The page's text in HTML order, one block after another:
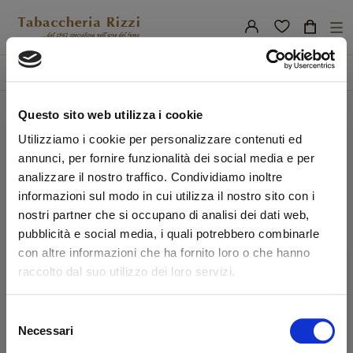
Questo sito web utilizza i cookie
Utilizziamo i cookie per personalizzare contenuti ed
annunci, per fornire funzionalità dei social media e per
analizzare il nostro traffico. Condividiamo inoltre
informazioni sul modo in cui utilizza il nostro sito con i
nostri partner che si occupano di analisi dei dati web,
pubblicità e social media, i quali potrebbero combinarle
con altre informazioni che ha fornito loro o che hanno
raccolto dal suo utilizzo dei loro servizi.
delNecessari
search
☰
Home Marchi Non Canta La Raganella
Non Canta La Raganella
Non ci sono ancora prodotti disponibili
Resta in contatto! Altri prodotti verranno mostrati qui
non appena saranno stati aggiunti.